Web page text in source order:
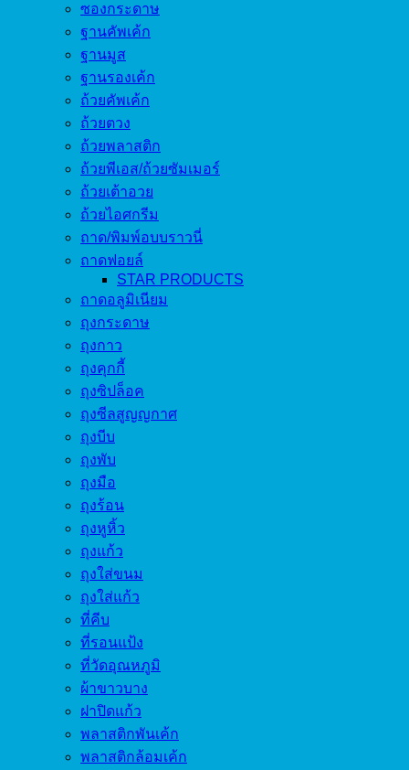
ซองกระดาษ
ฐานคัพเค้ก
ฐานมูส
ฐานรองเค้ก
ถ้วยคัพเค้ก
ถ้วยตวง
ถ้วยพลาสติก
ถ้วยพีเอส/ถ้วยซัมเมอร์
ถ้วยเต้าอวย
ถ้วยไอศกรีม
ถาด/พิมพ์อบบราวนี่
ถาดฟอยล์
STAR PRODUCTS
ถาดอลูมิเนียม
ถุงกระดาษ
ถุงกาว
ถุงคุกกี้
ถุงซิปล็อค
ถุงซีลสูญญกาศ
ถุงบีบ
ถุงพับ
ถุงมือ
ถุงร้อน
ถุงหูหิ้ว
ถุงแก้ว
ถุงใส่ขนม
ถุงใส่แก้ว
ที่คีบ
ที่รอนแป้ง
ที่วัดอุณหภูมิ
ผ้าขาวบาง
ฝาปิดแก้ว
พลาสติกพันเค้ก
พลาสติกล้อมเค้ก